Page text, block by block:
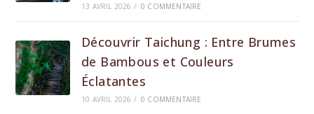
13 AVRIL 2026 / 0 COMMENTAIRE
Découvrir Taichung : Entre Brumes
de Bambous et Couleurs
Éclatantes
10 AVRIL 2026 / 0 COMMENTAIRE